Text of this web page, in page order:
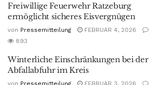
Freiwillige Feuerwehr Ratzeburg
ermöglicht sicheres Eisvergnügen
von Pressemitteilung FEBRUAR 4, 2026
893
Winterliche Einschränkungen bei der
Abfallabfuhr im Kreis
von Pressemitteilung FEBRUAR 3, 2026